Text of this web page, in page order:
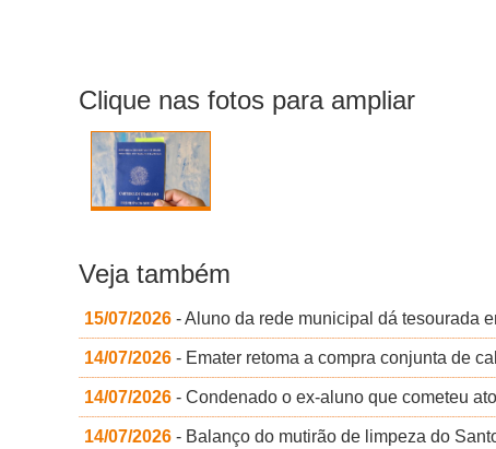
Clique nas fotos para ampliar
Veja também
15/07/2026 - Aluno da rede municipal dá tesourada
14/07/2026 - Emater retoma a compra conjunta de
14/07/2026 - Condenado o ex-aluno que cometeu
14/07/2026 - Balanço do mutirão de limpeza do